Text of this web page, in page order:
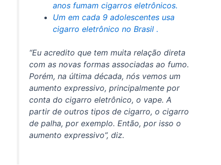
anos fumam cigarros eletrônicos.
Um em cada 9 adolescentes usa
cigarro eletrônico no Brasil .
“Eu acredito que tem muita relação direta
com as novas formas associadas ao fumo.
Porém, na última década, nós vemos um
aumento expressivo, principalmente por
conta do cigarro eletrônico, o vape. A
partir de outros tipos de cigarro, o cigarro
de palha, por exemplo. Então, por isso o
aumento expressivo”, diz.